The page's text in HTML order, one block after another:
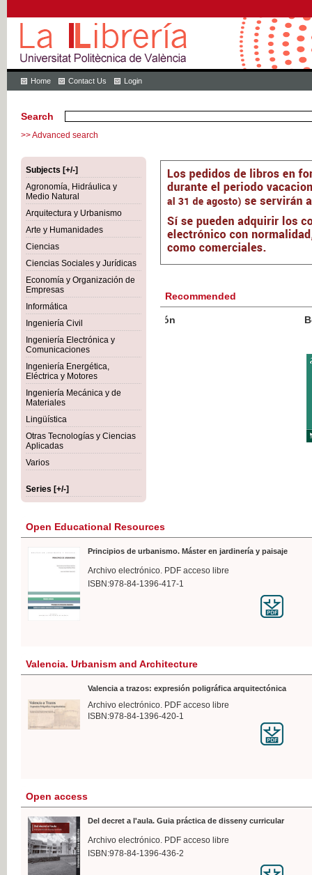
Home Contact Us Login
Search
>> Advanced search
Subjects [+/-]
Agronomía, Hidráulica y
Medio Natural
Arquitectura y Urbanismo
Arte y Humanidades
Ciencias
Ciencias Sociales y Jurídicas
Economía y Organización de
Empresas
Informática
Ingeniería Civil
Ingeniería Electrónica y
Comunicaciones
Ingeniería Energética,
Eléctrica y Motores
Ingeniería Mecánica y de
Materiales
Lingüística
Otras Tecnologías y Ciencias
Aplicadas
Varios
Series [+/-]
Recommended
Botánica Agroalimentaria
Open Educational Resources
Principios de urbanismo. Máster en jardinería y paisaje
Archivo electrónico. PDF acceso libre
ISBN:978-84-1396-417-1
Valencia. Urbanism and Architecture
Valencia a trazos: expresión poligráfica arquitectónica
Archivo electrónico. PDF acceso libre
ISBN:978-84-1396-420-1
Open access
Del decret a l'aula. Guia práctica de disseny curricular
Archivo electrónico. PDF acceso libre
ISBN:978-84-1396-436-2